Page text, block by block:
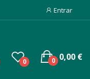
Entrar
0 0,00 €
0